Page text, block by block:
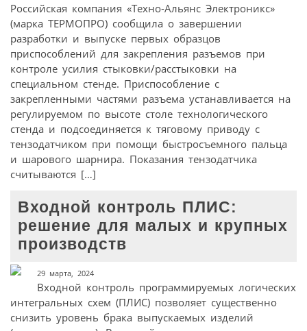
Российская компания «Техно-Альянс Электроникс»
(марка ТЕРМОПРО) сообщила о завершении
разработки и выпуске первых образцов
приспособлений для закрепления разъемов при
контроле усилия стыковки/расстыковки на
специальном стенде. Приспособление с
закрепленными частями разъема устанавливается на
регулируемом по высоте столе технологического
стенда и подсоединяется к тяговому приводу с
тензодатчиком при помощи быстросъемного пальца
и шарового шарнира. Показания тензодатчика
считываются […]
Входной контроль ПЛИС:
решение для малых и крупных
производств
29 марта, 2024
Входной контроль программируемых логических
интегральных схем (ПЛИС) позволяет существенно
снизить уровень брака выпускаемых изделий